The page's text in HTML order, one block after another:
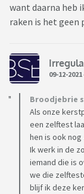
want daarna heb
raken is het geen
09-12-2021
Broodjebrie
Als onze
een zelftest
hen is ook nog
Ik werk in de
iemand die is
we die
blijf ik deze